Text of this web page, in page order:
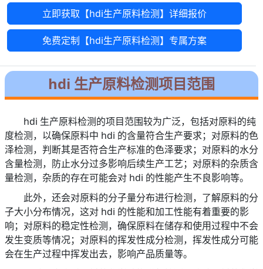
立即获取【hdi生产原料检测】详细报价
免费定制【hdi生产原料检测】专属方案
hdi 生产原料检测项目范围
hdi 生产原料检测的项目范围较为广泛，包括对原料的纯
度检测，以确保原料中 hdi 的含量符合生产要求；对原料的色
泽检测，判断其是否符合生产标准的色泽要求；对原料的水分
含量检测，防止水分过多影响后续生产工艺；对原料的杂质含
量检测，杂质的存在可能会对 hdi 的性能产生不良影响等。
此外，还会对原料的分子量分布进行检测，了解原料的分
子大小分布情况，这对 hdi 的性能和加工性能有着重要的影
响；对原料的稳定性检测，确保原料在储存和使用过程中不会
发生变质等情况；对原料的挥发性成分检测，挥发性成分可能
会在生产过程中挥发出去，影响产品质量等。